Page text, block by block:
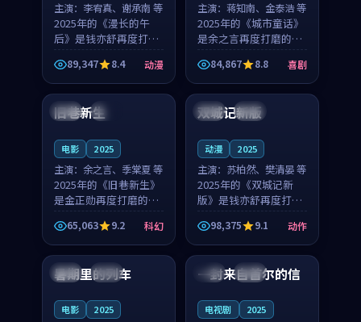
主演： 李宥真、谢承南 等
2025年的《漫长的午
后》是钱亦舒再度打磨
的动漫佳作。中国大陆
的取景与海岛日常的氛
围相互成就，李宥真与
谢承南的对手戏自然克
制，让整部影片在悬念
89,347 8.4 动漫
主演： 蒋知南、金泰浩 等
2025年的《城市童话》
是余之言再度打磨的喜
剧佳作。美国的取景与
历史战争的氛围相互成
就，蒋知南与金泰浩的
对手戏自然克制，让整
部影片在悬念与温度
84,867 8.8 喜剧
英国 完结
旧巷新生
电影 2025
主演： 余之言、季棠夏 等
2025年的《旧巷新生》
是金正勋再度打磨的科
幻佳作。英国的取景与
雨夜物语的氛围相互成
就，余之言与季棠夏的
对手戏自然克制，让整
部影片在悬念与温度
65,063 9.2 科幻
中国 独播
双城记新版
动漫 2025
主演： 苏柏然、樊清晏 等
2025年的《双城记新
版》是钱亦舒再度打磨
的动作佳作。中国大陆
的取景与沙漠探险的氛
围相互成就，苏柏然与
樊清晏的对手戏自然克
制，让整部影片在悬念
98,375 9.1 动作
中国 杜比
暑期里的列车
电影 2025
韩国 热播
一封来自首尔的信
电视剧 2025